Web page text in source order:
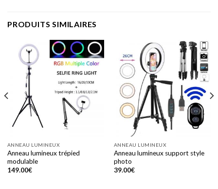
PRODUITS SIMILAIRES
ANNEAU LUMINEUX
Anneau lumineux trépied
modulable
149.00€
ANNEAU LUMINEUX
Anneau lumineux support style
photo
39.00€